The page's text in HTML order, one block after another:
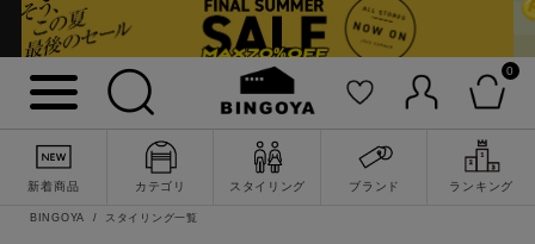
0
新着商品 カテゴリ スタイリング ブランド ランキング
BINGOYA スタイリング一覧